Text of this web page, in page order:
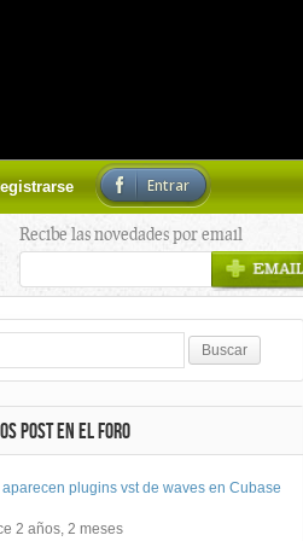
Entrar
Recibe las novedades por email
POST EN EL FORO
aparecen plugins vst de waves en Cubase
2 años, 2 meses